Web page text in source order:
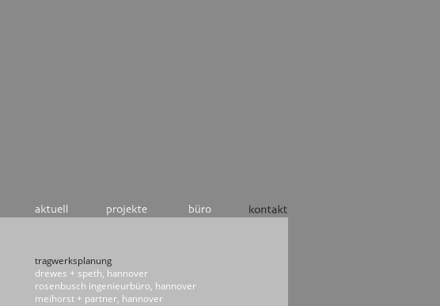
tragwerksplanung
drewes + speth, hannover
rosenbusch ingenieurbüro, hannover
meihorst + partner, hannover